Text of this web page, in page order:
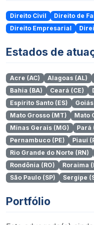
Direito Civil Direito de
Direito Empresarial
Estados de
Acre (AC) Alagoas (AL)
Bahia (BA)
Ceará (CE)
Espírito Santo (ES)
Mato Grosso (MT)
Mato
Minas Gerais (MG)
Pará
Pernambuco (PE)
Piauí
Rio Grande do Norte (RN)
Rondônia (RO)
Roraima
São Paulo (SP)
Sergipe
Portfólio